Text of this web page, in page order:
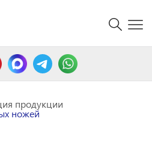
продукции
ножей